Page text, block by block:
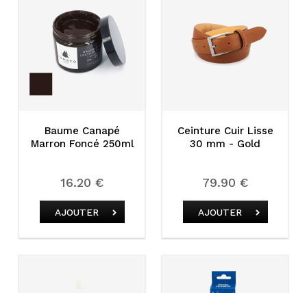
Baume Canapé
Marron Foncé 250ml
16.20 €
AJOUTER
Ceinture Cuir Lisse
30 mm - Gold
79.90 €
AJOUTER